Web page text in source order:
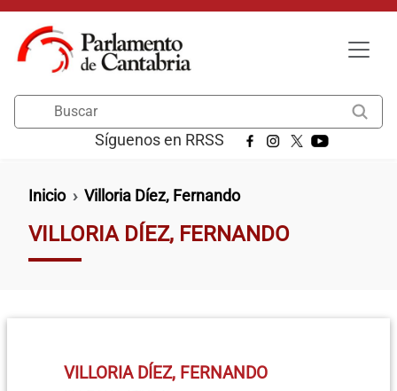
Pasar al contenido principal
Síguenos en RRSS
Ruta de navegación
Inicio Villoria Díez, Fernando
VILLORIA DÍEZ, FERNANDO
VILLORIA DÍEZ, FERNANDO